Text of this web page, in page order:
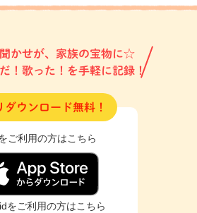
かせが、家族の宝物に☆
！歌った！を手軽に記録！
ダウンロード無料！
ご利用の方はこちら
をご利用の方はこちら